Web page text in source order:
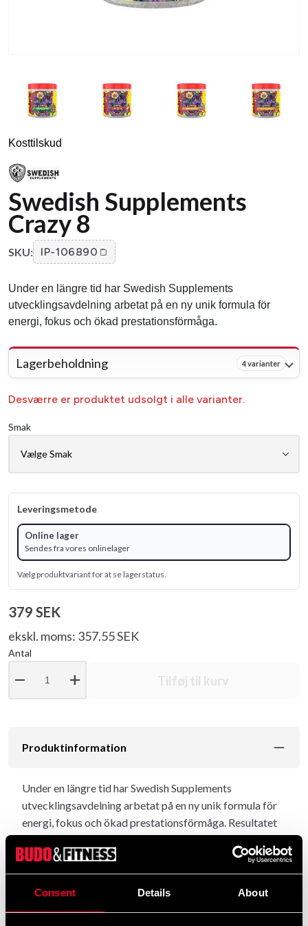
Consent Details About
Kosttilskud
Swedish Supplements
Crazy 8
SKU: IP-106890
Under en längre tid har Swedish Supplements
utvecklingsavdelning arbetat på en ny unik formula för
energi, fokus och ökad prestationsförmåga.
Lagerbeholdning 4 varianter
Desværre er produktet udsolgt i alle varianter.
Smak
Leveringsmetode
Online lager
Sendes fra vores onlinelager
Vælg produktvariant for at se lagerstatus.
379 SEK
ekskl. moms: 357.55 SEK
Antal
remove add Tilføj til kurv
Produktinformation
Under en längre tid har Swedish Supplements
utvecklingsavdelning arbetat på en ny unik formula för
energi, fokus och ökad prestationsförmåga. Resultatet
är den maximalt doserade Crazy8 som innehåller hela
400mg koffein per full servering varav 100mg
Coffeine® ett organiskt koffein, naturligt framställt och
extraherat ifrån kaffebönor. Detta verkar tillsammans i
synergi och håller dig alert och taggad från första dosen.